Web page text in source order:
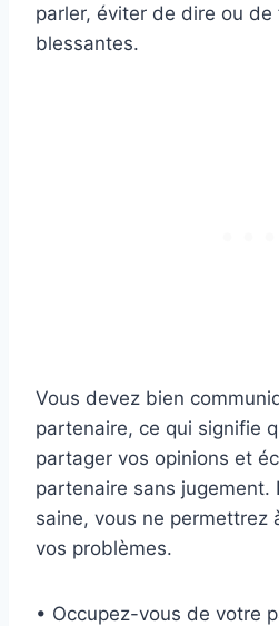
parler, éviter de dire ou
blessantes.
Vous devez bien
partenaire, ce qui signifie
partager vos opinions et
partenaire sans jugement.
saine, vous ne permettrez
vos problèmes.
• Occupez-vous de votre